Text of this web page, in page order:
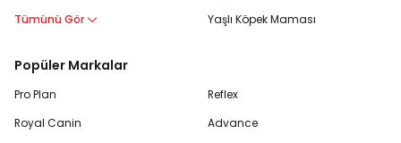
Tümünü Gör
Yaşlı Köpek Maması
Popüler Markalar
Pro Plan
Royal Canin
Reflex
Advance